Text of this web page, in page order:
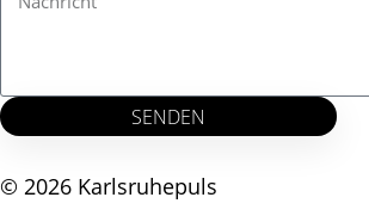
SENDEN
© 2026 Karlsruhepuls